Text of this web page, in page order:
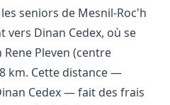
seniors de Mesnil-Roc'h
Dinan Cedex, où se
Pleven (centre
km. Cette distance —
Cedex — fait des frais